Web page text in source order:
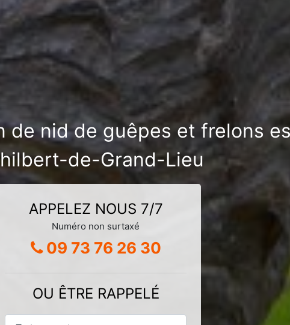
nid de guêpes et frelons
de-Grand-Lieu
APPELEZ NOUS 7/7
Numéro non surtaxé
09 73 76 26 30
OU ÊTRE RAPPELÉ